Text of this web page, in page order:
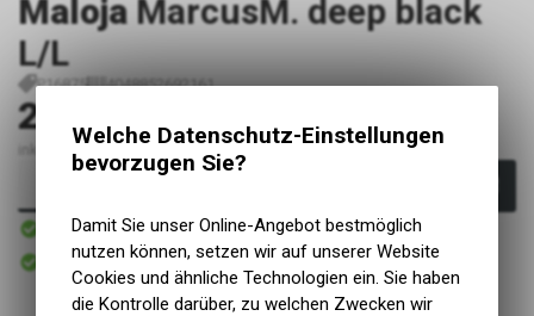
Maloja MarcusM. deep black
L/L
P16875 4048852692161
239.00
inkl. MwSt., zzgl. Versandkosten
Sofort verfügbar
Versand
Sofort abholbar
Abholung BIKE ACADEMY DAVOS
Welche Datenschutz-Einstellungen
bevorzugen Sie?
Damit Sie unser Online-Angebot bestmöglich
nutzen können, setzen wir auf unserer Website
Cookies und ähnliche Technologien ein. Sie haben
die Kontrolle darüber, zu welchen Zwecken wir